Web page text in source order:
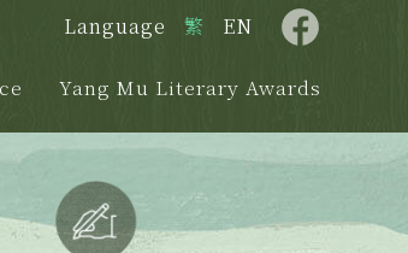
Language 繁 EN
Yang Mu Literary Awards